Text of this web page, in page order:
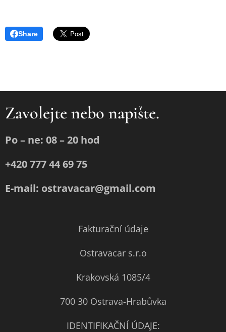
Share
Zavolejte nebo napište.
Po – ne: 08 – 20 hod
+420 777 44 69 75
E-mail: ostravacar@gmail.com
Fakturační údaje
Ostravacar s.r.o
Krakovská 1085/4
700 30 Ostrava-Hrabůvka
IDENTIFIKAČNÍ ÚDAJE: